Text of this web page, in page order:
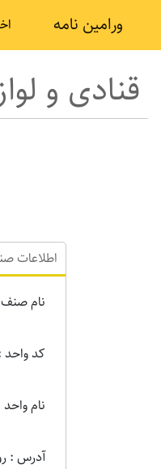
ورامین نامه
قنادی و
اطلاعات
نام صنف
کد واحد :
نام
آدرس :